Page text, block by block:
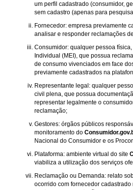
um perfil cadastrado (consumidor,
sem cadastro (apenas para
Fornecedor: empresa previamente
analisar e responder reclamações
Consumidor: qualquer pessoa
Individual (MEI), que possua
de consumo vivenciados em face
previamente cadastrados na
Representante legal: qualquer
civil plena, que possua
representar legalmente o
reclamação;
Gestores: órgãos públicos
monitoramento do
Nacional do Consumidor e os
Plataforma: ambiente virtual do site
viabiliza a utilização dos serviços
Reclamação ou Demanda: relato
ocorrido com fornecedor